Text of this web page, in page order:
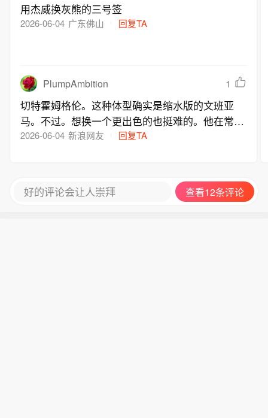
用杰威换灰熊的三号签
2026-06-04 广东佛山 回复TA
PlumpAmbition 1
切特霍姆格伦。这种体型确实是缩水版的文班亚
马。不过。想换一个更出色的也挺难的。他在常规
赛的作用还是很突出的。进攻效率。防守篮板。所
那样。有个罗宾逊在。就能对付文班亚马
2026-06-04 新浪网友 回复TA
好的评论会让人崇拜 查看12条评论